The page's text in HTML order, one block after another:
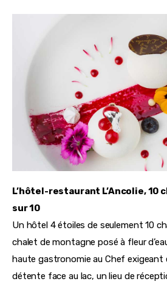
L’hôtel-restaurant L’Ancolie, 10
sur 10
Un hôtel 4 étoiles de seulement 10
chalet de montagne posé à fleur
haute gastronomie au Chef exigeant
détente face au lac, un lieu de